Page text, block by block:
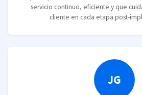
servicio continuo, eficiente y que
cliente en cada etapa post-
JG